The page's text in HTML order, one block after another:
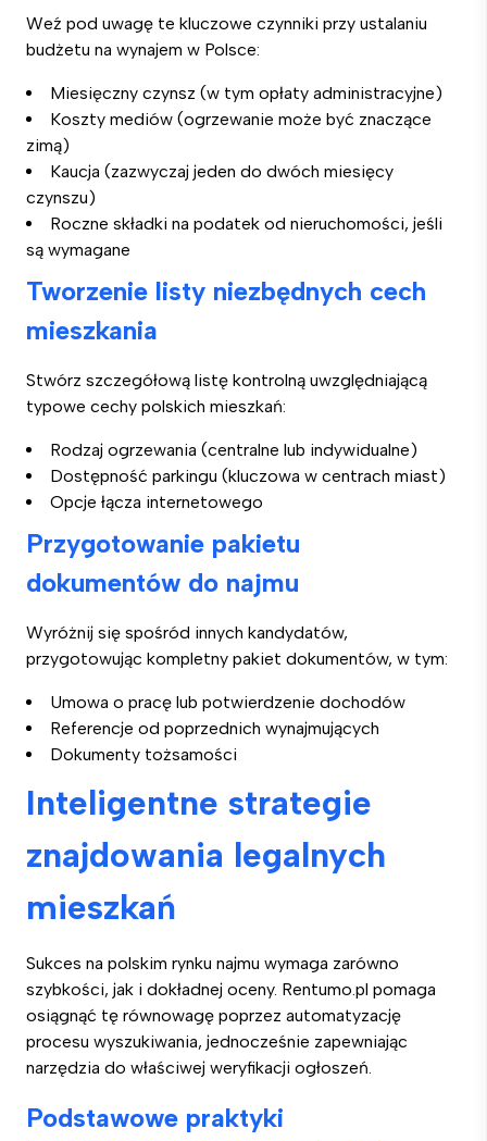
Weź pod uwagę te kluczowe czynniki przy ustalaniu
budżetu na wynajem w Polsce:
Miesięczny czynsz (w tym opłaty administracyjne)
Koszty mediów (ogrzewanie może być znaczące
zimą)
Kaucja (zazwyczaj jeden do dwóch miesięcy
czynszu)
Roczne składki na podatek od nieruchomości, jeśli
są wymagane
Tworzenie listy niezbędnych cech
mieszkania
Stwórz szczegółową listę kontrolną uwzględniającą
typowe cechy polskich mieszkań:
Rodzaj ogrzewania (centralne lub indywidualne)
Dostępność parkingu (kluczowa w centrach miast)
Opcje łącza internetowego
Przygotowanie pakietu
dokumentów do najmu
Wyróżnij się spośród innych kandydatów,
przygotowując kompletny pakiet dokumentów, w tym:
Umowa o pracę lub potwierdzenie dochodów
Referencje od poprzednich wynajmujących
Dokumenty tożsamości
Inteligentne strategie
znajdowania legalnych
mieszkań
Sukces na polskim rynku najmu wymaga zarówno
szybkości, jak i dokładnej oceny. Rentumo.pl pomaga
osiągnąć tę równowagę poprzez automatyzację
procesu wyszukiwania, jednocześnie zapewniając
narzędzia do właściwej weryfikacji ogłoszeń.
Podstawowe praktyki